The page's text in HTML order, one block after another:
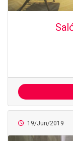
: 19/Jun/2019